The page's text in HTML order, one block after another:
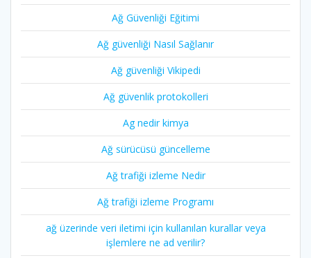
Ağ Güvenliği Eğitimi
Ağ güvenliği Nasıl Sağlanır
Ağ güvenliği Vikipedi
Ağ güvenlik protokolleri
Ag nedir kimya
Ağ sürücüsü güncelleme
Ağ trafiği izleme Nedir
Ağ trafiği izleme Programı
ağ üzerinde veri iletimi için kullanılan kurallar veya
işlemlere ne ad verilir?